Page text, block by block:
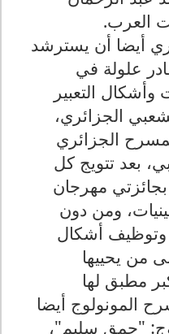
العرب.
أيضا أن يسترشد
علولة في
التعبير
الجزائري،
الجزائري
بعد تتويج كل
بجائزتي مهرجان
ومن دون
وتوظيف أشكال
من يحييها
مطبق لها
المونولوج أيضا
"حمق سليم"،